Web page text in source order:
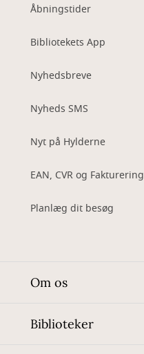
Åbningstider
Bibliotekets App
Nyhedsbreve
Nyheds SMS
Nyt på Hylderne
EAN, CVR og Fakturering
Planlæg dit besøg
Om os
Biblioteker